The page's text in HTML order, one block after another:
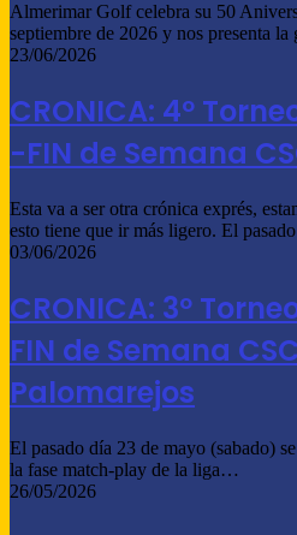
Almerimar Golf celebra su 50
septiembre de 2026 y nos presenta
23/06/2026
CRONICA: 4º
-FIN de Semana
Esta va a ser otra crónica exprés,
esto tiene que ir más ligero. El
03/06/2026
CRONICA: 3º
FIN de Semana
Palomarejos
El pasado día 23 de mayo (sabado)
la fase match-play de la liga…
26/05/2026